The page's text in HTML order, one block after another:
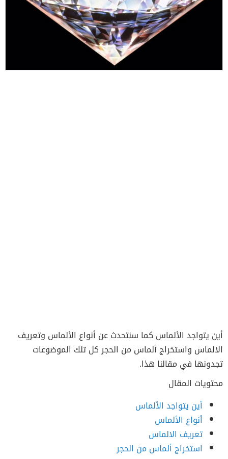
أين يتواجد الألماس كما سنتحدث عن أنواع الألماس وتعريف
الالماس واستخراج ألماس من الحجر كل تلك الموضوعات
تجدونها في مقالنا هذا.
محتويات المقال
أين يتواجد الألماس
أنواع الألماس
تعريف الالماس
استخراج ألماس من الحجر